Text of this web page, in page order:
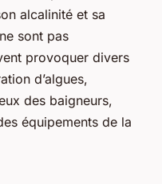
alcalinité et sa
sont pas
provoquer divers
d’algues,
des baigneurs,
équipements de la